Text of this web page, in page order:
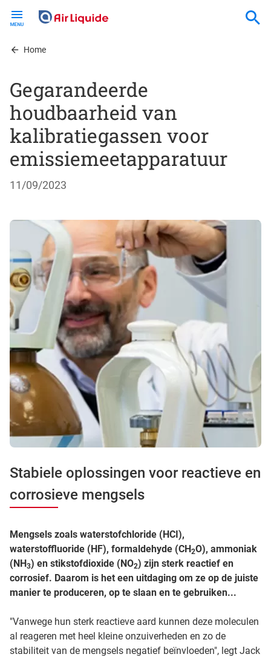
contentHome
Gegarandeerde
houdbaarheid van
kalibratiegassen voor
emissiemeetapparatuur
11/09/2023
Stabiele oplossingen voor reactieve en
corrosieve mengsels
Mengsels zoals waterstofchloride (HCI),
waterstoffluoride (HF), formaldehyde (CH2O), ammoniak
(NH3) en stikstofdioxide (NO2) zijn sterk reactief en
corrosief. Daarom is het een uitdaging om ze op de juiste
manier te produceren, op te slaan en te gebruiken...
"Vanwege hun sterk reactieve aard kunnen deze moleculen
al reageren met heel kleine onzuiverheden en zo de
stabiliteit van de mengsels negatief beïnvloeden", legt Jack